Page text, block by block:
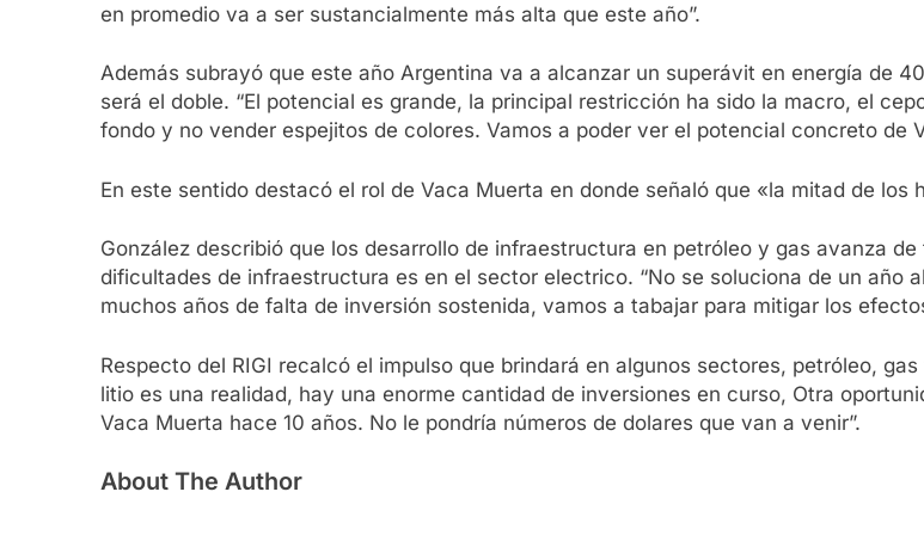
en promedio va a ser sustancialmente más alta que este año”.
Además subrayó que este año Argentina va a alcanzar un superávit en energía de
será el doble. “El potencial es grande, la principal restricción ha sido la macro, el
fondo y no vender espejitos de colores. Vamos a poder ver el potencial concreto de
En este sentido destacó el rol de Vaca Muerta en donde señaló que «la mitad de
González describió que los desarrollo de infraestructura en petróleo y gas avanza
dificultades de infraestructura es en el sector electrico. “No se soluciona de un año
muchos años de falta de inversión sostenida, vamos a tabajar para mitigar los
Respecto del RIGI recalcó el impulso que brindará en algunos sectores, petróleo,
litio es una realidad, hay una enorme cantidad de inversiones en curso, Otra
Vaca Muerta hace 10 años. No le pondría números de dolares que van a venir”.
About The Author